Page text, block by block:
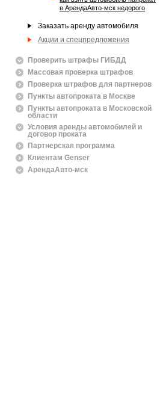
в АрендаАвто-мск недорого
Заказать аренду автомобиля
Акции и спецпредложения
Проверить штрафы ГИБДД
Массовая проверка штрафов
Проверка штрафов для партнеров
Пункты автопроката в Москве
Пункты автопроката в Московской
области
Условия аренды автомобилей и
договор проката
Партнерская программа
Клиентам Genser
АрендаАвто-мск